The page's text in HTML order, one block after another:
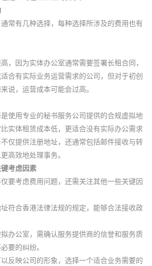
常有几种选择，每种选择所涉及的费用也有
，因为实体办公室通常需要签署长租合同，
合有实际业务运营需求的公司，但对于初创
说，运营成本可能会过高。
使用专业的秘书服务公司提供的合规虚拟地
实体租赁成本低，更适合没有实际办公需求
仅提供注册地址，还通常包括邮件接收与转
高效地处理事务。
考虑因素
要考虑费用问题，还需关注其他一些关键因
符合香港法律法规的规定，能够合法接收政
办公室，需确认服务提供商的信誉和服务质
要的纠纷。
反映公司的形象，选择一个适合业务需要的